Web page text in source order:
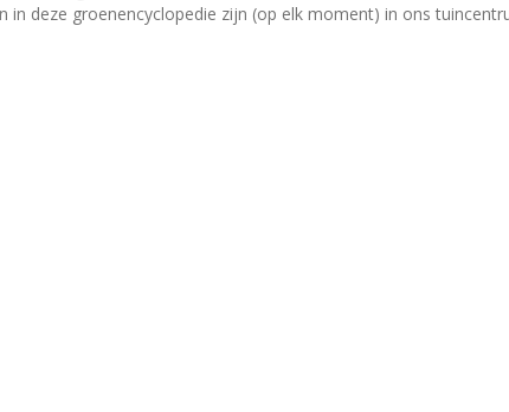
in deze groenencyclopedie zijn (op elk moment) in ons